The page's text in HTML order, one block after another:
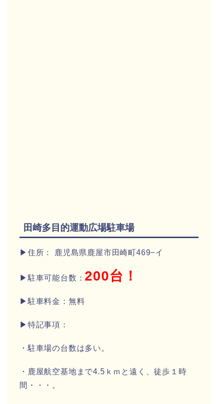
田崎多目的運動広場駐車場
▶住所： 鹿児島県鹿屋市田崎町469−イ
▶駐車可能台数： 200台！
▶駐車料金：無料
▶特記事項：
・駐車場の台数は多い。
・鹿屋航空基地まで4.5ｋｍと遠く、徒歩１時
間・・・。